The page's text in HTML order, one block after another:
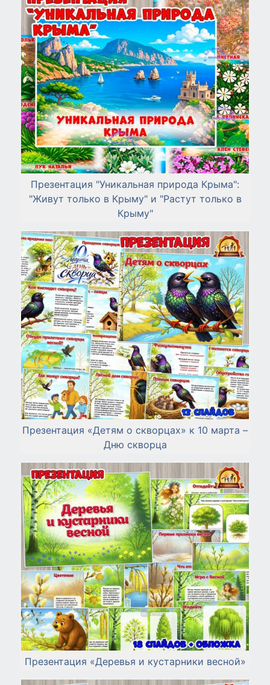
Презентация "Уникальная природа Крыма":
"Живут только в Крыму" и "Растут только в
Крыму"
Презентация «Детям о скворцах» к 10 марта –
Дню скворца
Презентация «Деревья и кустарники весной»